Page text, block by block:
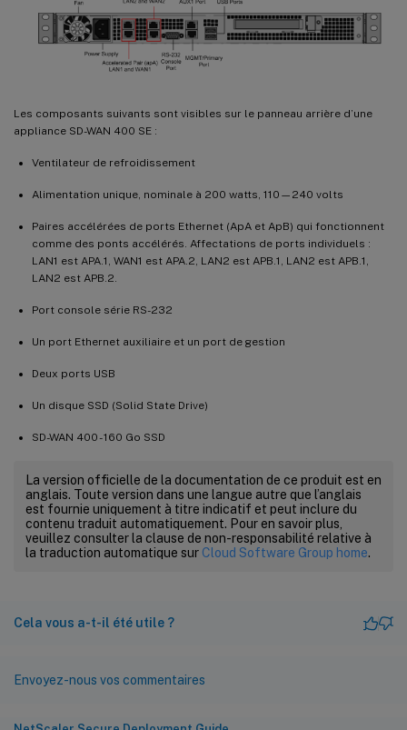
Les composants suivants sont visibles sur le panneau arrière d’une
appliance SD-WAN 400 SE :
Ventilateur de refroidissement
Alimentation unique, nominale à 200 watts, 110—240 volts
Paires accélérées de ports Ethernet (ApA et ApB) qui fonctionnent
comme des ponts accélérés. Affectations de ports individuels :
LAN1 est APA.1, WAN1 est APA.2, LAN2 est APB.1, LAN2 est APB.1,
LAN2 est APB.2.
Port console série RS-232
Un port Ethernet auxiliaire et un port de gestion
Deux ports USB
Un disque SSD (Solid State Drive)
SD-WAN 400 - 160 Go SSD
La version officielle de la documentation de ce produit est en
anglais. Toute version dans une langue autre que l’anglais
est fournie uniquement à titre indicatif et peut inclure du
contenu traduit automatiquement. Pour en savoir plus,
veuillez consulter la clause de non-responsabilité relative à
la traduction automatique sur Cloud Software Group home.
Cela vous a-t-il été utile ?
Envoyez-nous vos commentaires